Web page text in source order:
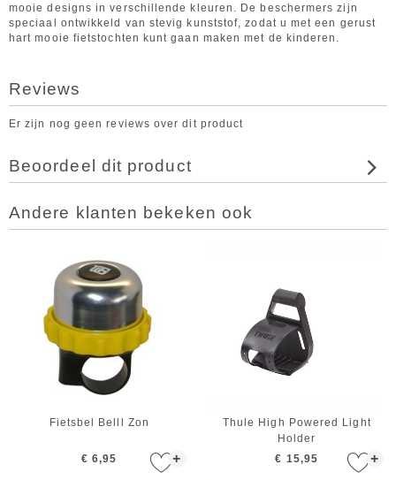
mooie designs in verschillende kleuren. De beschermers zijn
speciaal ontwikkeld van stevig kunststof, zodat u met een gerust
hart mooie fietstochten kunt gaan maken met de kinderen.
Reviews
Er zijn nog geen reviews over dit product
Beoordeel dit product
Andere klanten bekeken ook
+
Fietsbel Belll Zon
€ 6,95 +
Thule High Powered Light
Holder
€ 15,95